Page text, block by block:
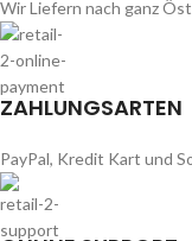
Wir Liefern nach ganz
ZAHLUNGSARTEN
PayPal, Kredit Kart und